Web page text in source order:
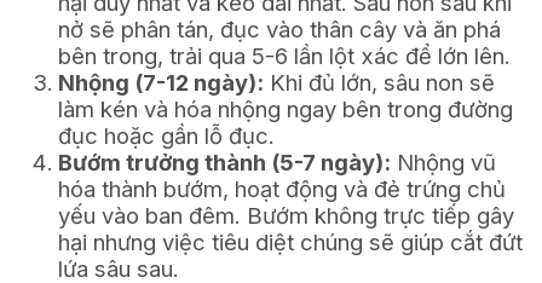
nở sẽ phân tán, đục vào thân cây và ăn phá
bên trong, trải qua 5-6 lần lột xác để lớn lên.
Nhộng (7-12 ngày): Khi đủ lớn, sâu non sẽ
làm kén và hóa nhộng ngay bên trong đường
đục hoặc gần lỗ đục.
Bướm trưởng thành (5-7 ngày): Nhộng vũ
hóa thành bướm, hoạt động và đẻ trứng chủ
yếu vào ban đêm. Bướm không trực tiếp gây
hại nhưng việc tiêu diệt chúng sẽ giúp cắt đứt
lứa sâu sau.